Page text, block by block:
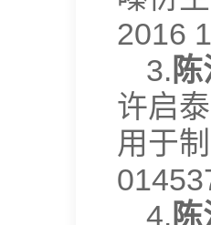
2016
3.
许启
用于
4.